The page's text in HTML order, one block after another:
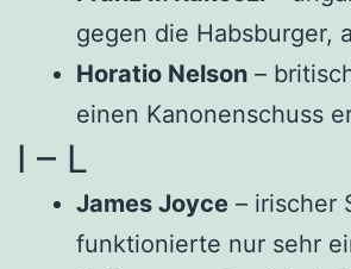
gegen die Habsburger,
Horatio Nelson –
einen Kanonenschuss
I – L
James Joyce – irischer
funktionierte nur sehr